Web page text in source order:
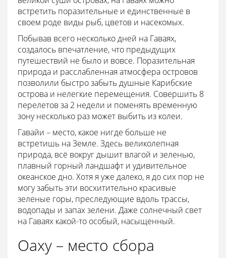
встретить поразительные и единственные в
своем роде виды рыб, цветов и насекомых.
Побывав всего несколько дней на Гаваях,
создалось впечатление, что предыдущих
путешествий не было и вовсе. Поразительная
природа и расслабленная атмосфера островов
позволили быстро забыть душные Карибские
острова и нелегкие перемещения. Совершить 8
перелетов за 2 недели и поменять временную
зону несколько раз может выбить из колеи.
Гавайи – место, какое нигде больше не
встретишь на Земле. Здесь великолепная
природа, всё вокруг дышит влагой и зеленью,
плавный горный ландшафт и удивительное
океанское дно. Хотя я уже далеко, я до сих пор не
могу забыть эти восхитительно красивые
зеленые горы, преследующие вдоль трассы,
водопады и запах зелени. Даже солнечный свет
на Гаваях какой-то особый, насыщенный.
Оаху – место сбора